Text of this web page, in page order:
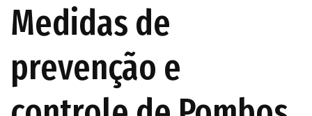
Medidas de
prevenção e